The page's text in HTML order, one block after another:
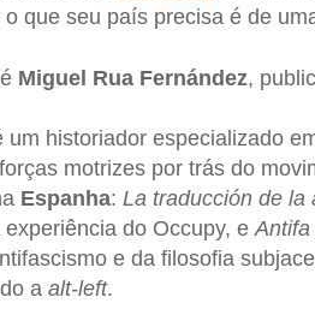
que seu país precisa é de
Miguel Rua Fernández,
historiador especializado
motrizes por trás do
Espanha: La traducción de la
experiência do Occupy, eAntifa
e da filosofia
a alt-left.